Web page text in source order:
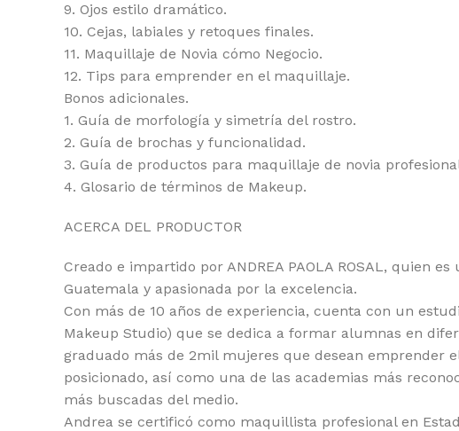
9. Ojos estilo dramático.
10. Cejas, labiales y retoques finales.
11. Maquillaje de Novia cómo Negocio.
12. Tips para emprender en el maquillaje.
Bonos adicionales.
1. Guía de morfología y simetría del rostro.
2. Guía de brochas y funcionalidad.
3. Guía de productos para maquillaje de novia
4. Glosario de términos de Makeup.
ACERCA DEL PRODUCTOR
Creado e impartido por ANDREA PAOLA ROSAL, quien
Guatemala y apasionada por la excelencia.
Con más de 10 años de experiencia, cuenta con un
Makeup Studio) que se dedica a formar alumnas en
graduado más de 2mil mujeres que desean emprender
posicionado, así como una de las academias más
más buscadas del medio.
Andrea se certificó como maquillista profesional en